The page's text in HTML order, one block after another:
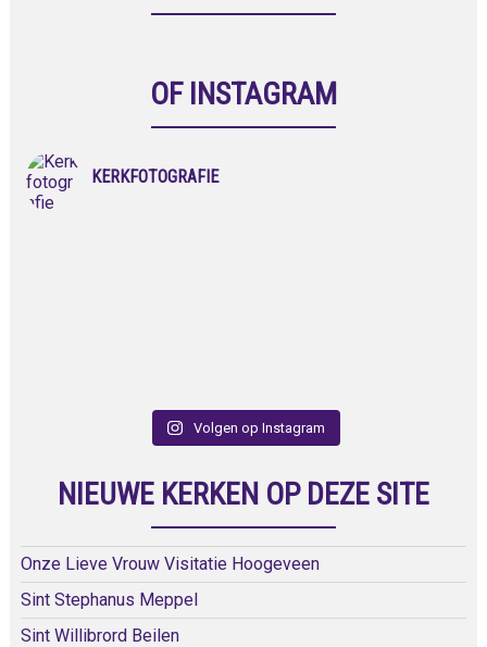
OF INSTAGRAM
KERKFOTOGRAFIE
Volgen op Instagram
NIEUWE KERKEN OP DEZE SITE
Onze Lieve Vrouw Visitatie Hoogeveen
Sint Stephanus Meppel
Sint Willibrord Beilen